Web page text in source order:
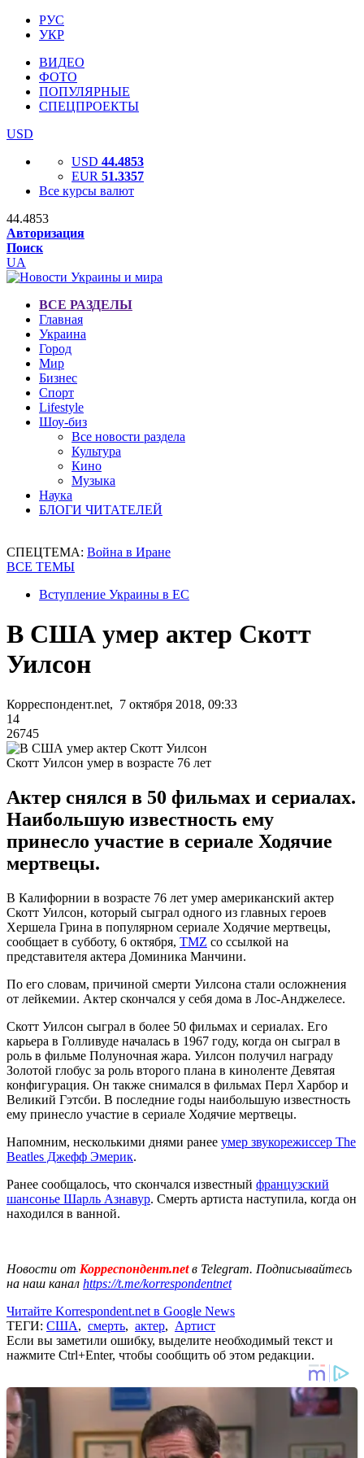
РУС
УКР
ВИДЕО
ФОТО
ПОПУЛЯРНЫЕ
СПЕЦПРОЕКТЫ
USD
USD 44.4853
EUR 51.3357
Все курсы валют
44.4853
Авторизация
Поиск
UA
ВСЕ РАЗДЕЛЫ
Главная
Украина
Город
Мир
Бизнес
Спорт
Lifestyle
Шоу-биз
Все новости раздела
Культура
Кино
Музыка
Наука
БЛОГИ ЧИТАТЕЛЕЙ
СПЕЦТЕМА: Война в Иране
ВСЕ ТЕМЫ
Вступление Украины в ЕС
В США умер актер Скотт
Уилсон
Корреспондент.net, 7 октября 2018, 09:33
14
26745
Скотт Уилсон умер в возрасте 76 лет
Актер снялся в 50 фильмах и сериалах.
Наибольшую известность ему
принесло участие в сериале Ходячие
мертвецы.
В Калифорнии в возрасте 76 лет умер американский актер
Скотт Уилсон, который сыграл одного из главных героев
Хершела Грина в популярном сериале Ходячие мертвецы,
сообщает в субботу, 6 октября, TMZ со ссылкой на
представителя актера Доминика Манчини.
По его словам, причиной смерти Уилсона стали осложнения
от лейкемии. Актер скончался у себя дома в Лос-Анджелесе.
Скотт Уилсон сыграл в более 50 фильмах и сериалах. Его
карьера в Голливуде началась в 1967 году, когда он сыграл в
роль в фильме Полуночная жара. Уилсон получил награду
Золотой глобус за роль второго плана в киноленте Девятая
конфигурация. Он также снимался в фильмах Перл Харбор и
Великий Гэтсби. В последние годы наибольшую известность
ему принесло участие в сериале Ходячие мертвецы.
Напомним, несколькими днями ранее умер звукорежиссер The
Beatles Джефф Эмерик.
Ранее сообщалось, что скончался известный французский
шансонье Шарль Азнавур. Смерть артиста наступила, когда он
находился в ванной.
Новости от Корреспондент.netв Telegram. Подписывайтесь
на наш канал https://t.me/korrespondentnet
Читайте Korrespondent.net в Google News
ТЕГИ: США, смерть, актер, Артист
Если вы заметили ошибку, выделите необходимый текст и
нажмите Ctrl+Enter, чтобы сообщить об этом редакции.